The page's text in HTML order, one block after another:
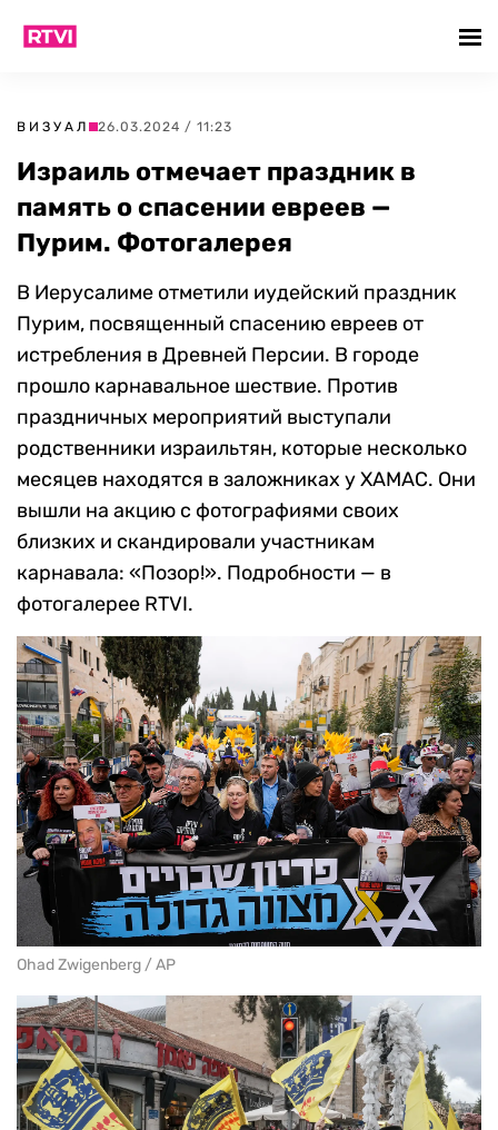
ВИЗУАЛ 26.03.2024 / 11:23
Израиль отмечает праздник в
память о спасении евреев —
Пурим. Фотогалерея
В Иерусалиме отметили иудейский праздник
Пурим, посвященный спасению евреев от
истребления в Древней Персии. В городе
прошло карнавальное шествие. Против
праздничных мероприятий выступали
родственники израильтян, которые несколько
месяцев находятся в заложниках у ХАМАС. Они
вышли на акцию с фотографиями своих
близких и скандировали участникам
карнавала: «Позор!». Подробности — в
фотогалерее RTVI.
Ohad Zwigenberg / AP